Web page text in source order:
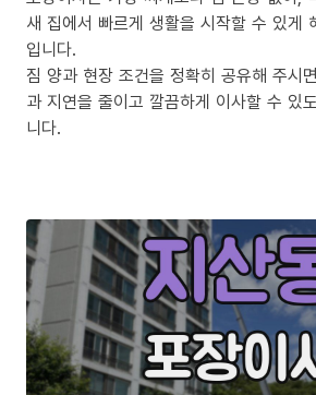
새 집에서 빠르게 생활을 시작할 수 있게
입니다.
짐 양과 현장 조건을 정확히 공유해 주시
과 지연을 줄이고 깔끔하게 이사할 수 있
니다.